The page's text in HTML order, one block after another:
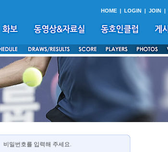
HOME | LOGIN | JOIN |
비밀번호를 입력해 주세요.